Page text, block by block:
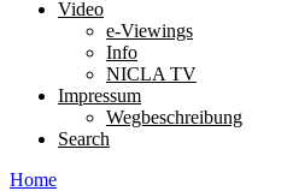
Video
e-Viewings
Info
NICLA TV
Impressum
Wegbeschreibung
Search
Home